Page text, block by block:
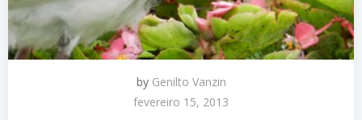
by Genilto Vanzin
fevereiro 15, 2013